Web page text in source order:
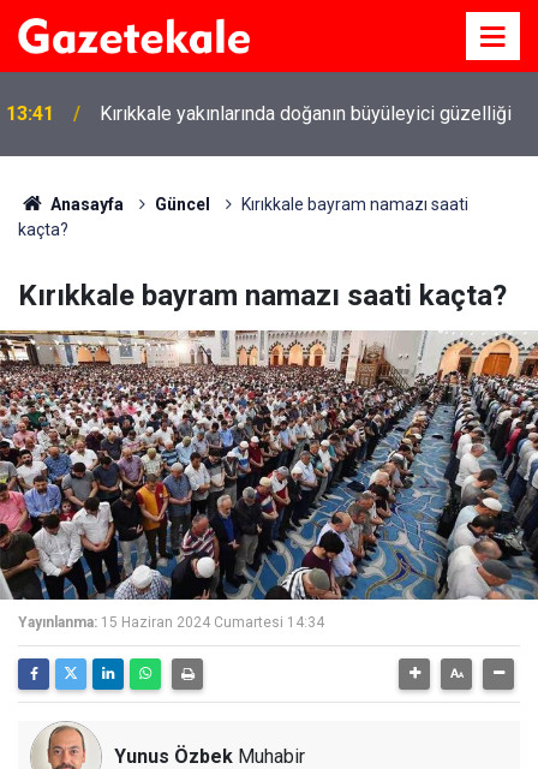
13:41 Kırıkkale yakınlarında doğanın büyüleyici güzelliği
Anasayfa Güncel
Kırıkkale bayram namazı saati
kaçta?
Kırıkkale bayram namazı saati kaçta?
Yayınlanma: 15 Haziran 2024 Cumartesi 14:34
Yunus Özbek Muhabir